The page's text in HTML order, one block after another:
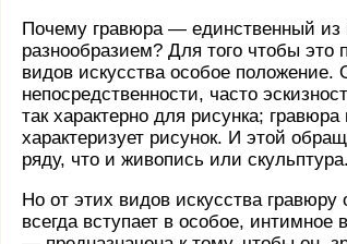
Почему гравюра — единственный из
разнообразием? Для того чтобы это
видов искусства особое положение.
непосредственности, часто
так характерно для рисунка;
характеризует рисунок. И этой
ряду, что и живопись или скульптура.
Но от этих видов искусства гравюру
всегда вступает в особое,